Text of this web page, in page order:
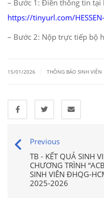
– Bước 1: Điền thông tin tại
https://tinyurl.com/
– Bước 2: Nộp trực tiếp bộ
15/01/2026 THÔNG BÁO SINH VIÊN
Previous
TB - KẾT QUẢ SINH
CHƯƠNG TRÌNH
SINH VIÊN ĐHQG-
2025-2026